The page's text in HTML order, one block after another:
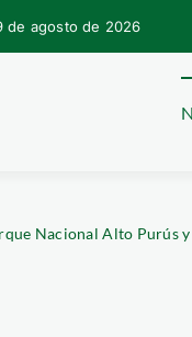
de agosto de 2026
Nacional Alto Purús